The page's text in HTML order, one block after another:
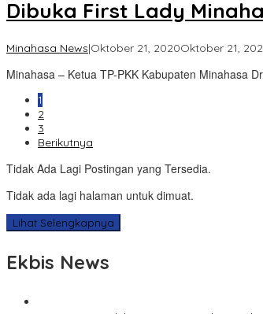
Dibuka First Lady
Minahasa News|Oktober 21, 2020Oktober 21,
Minahasa – Ketua TP-PKK Kabupaten Minahasa
1
2
3
Berikutnya
Tidak Ada Lagi Postingan yang Tersedia.
Tidak ada lagi halaman untuk dimuat.
Lihat Selengkapnya
Ekbis News